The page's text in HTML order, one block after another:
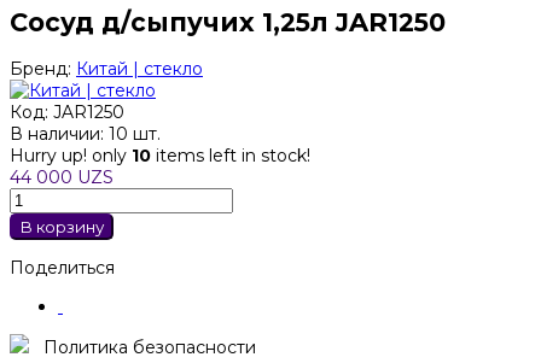
Сосуд д/сыпучих 1,25л JAR1250
Бренд: Китай | стекло
Код: JAR1250
В наличии: 10 шт.
Hurry up! only 10 items left in stock!
44 000 UZS
В корзину
Поделиться
Политика безопасности